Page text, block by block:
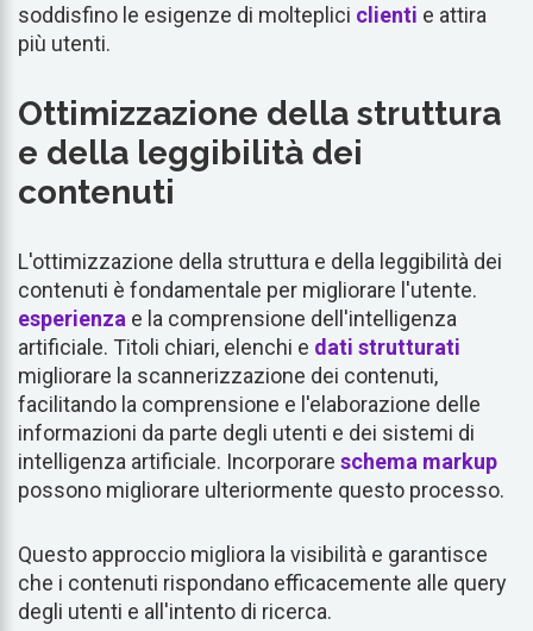
soddisfino le esigenze di molteplici clienti e attira
più utenti.
Ottimizzazione della struttura
e della leggibilità dei
contenuti
L'ottimizzazione della struttura e della leggibilità dei
contenuti è fondamentale per migliorare l'utente.
esperienza e la comprensione dell'intelligenza
artificiale. Titoli chiari, elenchi e dati strutturati
migliorare la scannerizzazione dei contenuti,
facilitando la comprensione e l'elaborazione delle
informazioni da parte degli utenti e dei sistemi di
intelligenza artificiale. Incorporare schema markup
possono migliorare ulteriormente questo processo.
Questo approccio migliora la visibilità e garantisce
che i contenuti rispondano efficacemente alle query
degli utenti e all'intento di ricerca.